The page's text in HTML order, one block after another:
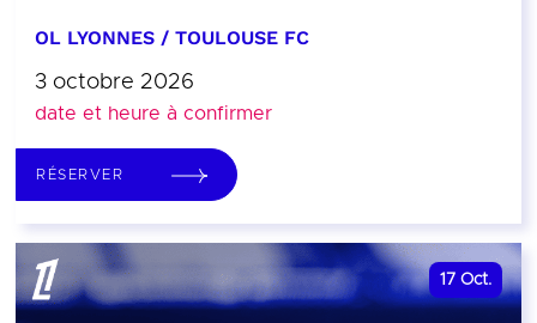
OL LYONNES / TOULOUSE FC
3 octobre 2026
date et heure à confirmer
RÉSERVER
17 Oct.